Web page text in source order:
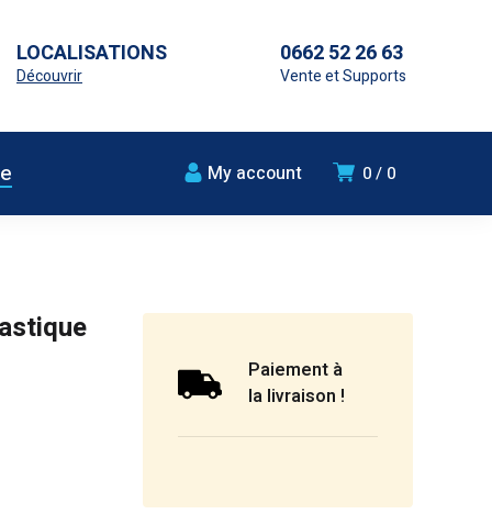
LOCALISATIONS
Découvrir
0662 52 26 63
Vente et Supports
0 0
My account
Paiement à
la livraison !